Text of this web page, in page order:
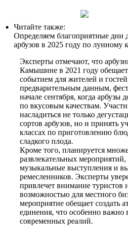
Читайте также:
Определяем благоприятные дни
арбузов в 2025 году по лунному
Эксперты отмечают, что
Камышине в 2021 году обещает
событием для жителей и
предварительным данным,
начале сентября, когда арбузы
по вкусовым качествам.
насладиться не только
сортов арбузов, но и принять
классах по приготовлению
сладкого плода.
Кроме того, планируется
развлекательных
музыкальные выступления и
ремесленников. Эксперты
привлечет внимание туристов
возможностью для местного
мероприятие обещает создать
единения, что особенно важно
современных реалий.